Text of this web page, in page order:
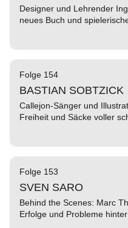
Designer und Lehrender
neues Buch und
Folge 154
BASTIAN SOBTZICK
Callejon-Sänger und
Freiheit und Säcke voller
Folge 153
SVEN SARO
Behind the Scenes: Marc
Erfolge und Probleme